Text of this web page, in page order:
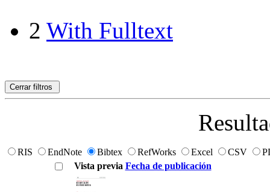
2 With Fulltext
Cerrar filtros
RIS EndNote Bibtex RefWorks Excel CSV
Vista previa Fecha de publicación